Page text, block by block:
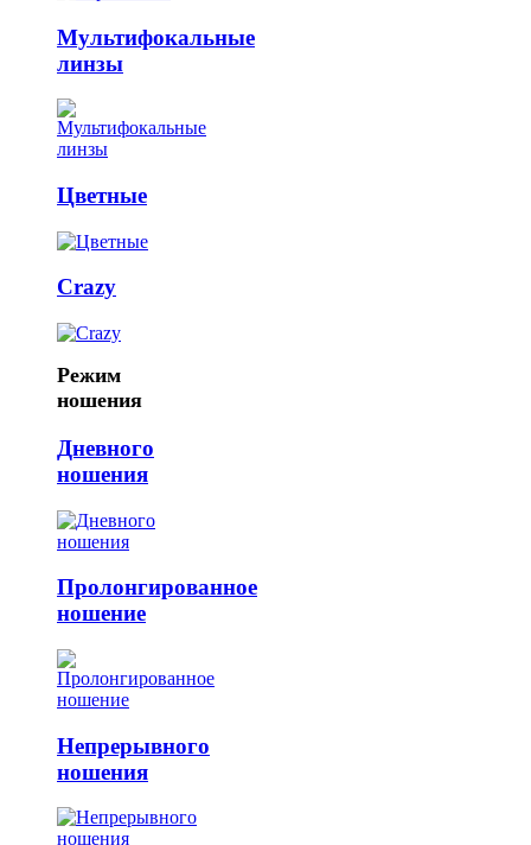
Мультифокальные
линзы
Цветные
Crazy
Режим
ношения
Дневного
ношения
Пролонгированное
ношение
Непрерывного
ношения